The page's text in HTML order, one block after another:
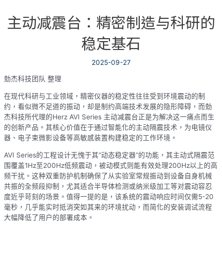
主动减震台：精密制造与科研的
稳定基石
2025-09-27
勀杰科技团队 整理
在现代科研与工业领域，精密仪器的稳定性往往受到环境震动的制
约，看似微不足道的振动，却是制约高端技术发展的隐形障碍，而勀
杰科技所代理的Herz AVI Series 主动减震台正是为解决这一痛点而生
的创新产品。其核心价值在于通过智能化的主动隔震技术，为电镜仪
器、电子束微影设备等高敏感装置构建稳定的工作环境。
AVI Series的工程设计无愧于其“动态稳定器”的功能，其主动式隔震范
围覆盖1Hz至200Hz低频震动，被动模式则能有效处理200Hz以上的高
频干扰。这种双重防护机制确保了从实验室常规振动到设备自身机械
共振的全频段抑制，尤其适合半导体检测或纳米级加工等对震动容忍
度近乎苛刻的场景。值得一提的是，该系统的震动响应时间仅需5-20
毫秒，几乎能实时抵消突如其来的环境扰动，而简化的安装调试流程
大幅降低了用户的部署成本。